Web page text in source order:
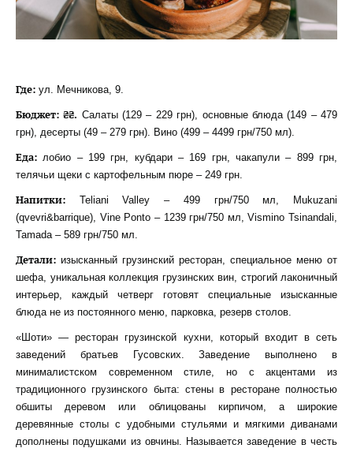
Где: ул. Мечникова, 9.
Бюджет: ₴₴. Салаты (129 – 229 грн), основные блюда (149 – 479
грн), десерты (49 – 279 грн). Вино (499 – 4499 грн/750 мл).
Еда: лобио – 199 грн, кубдари – 169 грн, чакапули – 899 грн,
телячьи щеки с картофельным пюре – 249 грн.
Напитки: Teliani Valley – 499 грн/750 мл, Mukuzani
(qvevri&barrique), Vine Ponto – 1239 грн/750 мл, Vismino Tsinandali,
Tamada – 589 грн/750 мл.
Детали: изысканный грузинский ресторан, специальное меню от
шефа, уникальная коллекция грузинских вин, строгий лаконичный
интерьер, каждый четверг готовят специальные изысканные
блюда не из постоянного меню, парковка, резерв столов.
«Шоти» — ресторан грузинской кухни, который входит в сеть
заведений братьев Гусовских. Заведение выполнено в
минималистском современном стиле, но с акцентами из
традиционного грузинского быта: стены в ресторане полностью
обшиты деревом или облицованы кирпичом, а широкие
деревянные столы с удобными стульями и мягкими диванами
дополнены подушками из овчины. Называется заведение в честь